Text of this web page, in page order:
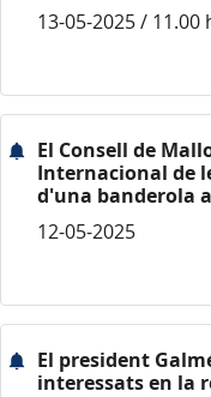
13-05-2025 / 11.00
El Consell de
Internacional de
d'una banderola
12-05-2025
El president
interessats en la